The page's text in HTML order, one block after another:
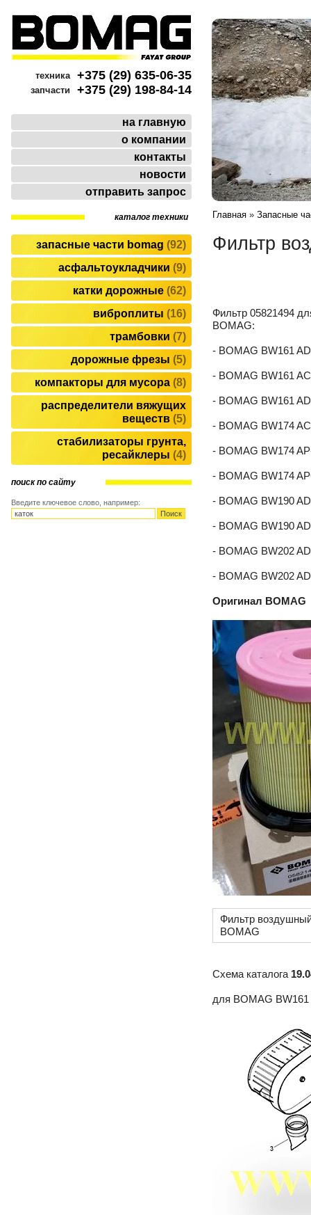
техника +375 (29) 635-06-35
запчасти +375 (29) 198-84-14
на главную
о компании
контакты
новости
отправить запрос
каталог техники
запасные части bomag 92
асфальтоукладчики 9
катки дорожные 62
виброплиты
16
трамбовки 7
дорожные фрезы 5
компакторы для мусора 8
распределители вяжущих
веществ 5
стабилизаторы грунта,
ресайклеры 4
поиск по сайту
Введите ключевое слово, например:
Главная » Запасные
Фильтр
Фильтр 05821494
BOMAG:
- BOMAG BW161
- BOMAG BW161
- BOMAG BW161
- BOMAG BW174
- BOMAG BW174
- BOMAG BW174
- BOMAG BW190
- BOMAG BW190
- BOMAG BW202
- BOMAG BW202
Оригинал BOMAG
Фильтр
BOMAG
Схема каталога
для BOMAG BW161